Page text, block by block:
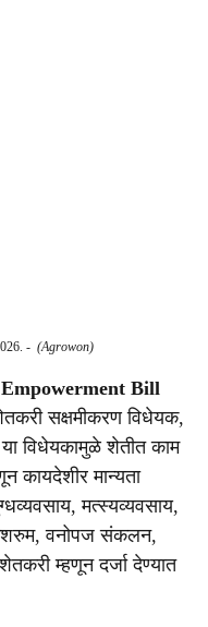
- (Agrowon)
Bill
सक्षमीकरण विधेयक,
विधेयकामुळे शेतीत काम
कायदेशीर मान्यता
मत्स्यव्यवसाय,
वनोपज संकलन,
म्हणून दर्जा देण्यात